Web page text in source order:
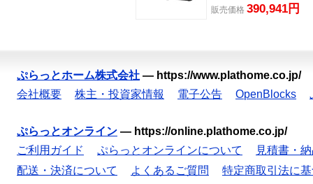
販売価格 390,941円
ぷらっとホーム株式会社 — https://www.plathome.co.jp/
会社概要
株主・投資家情報 電子公告 OpenBlocks
ぷらっとオンライン — https://online.plathome.co.jp/
ご利用ガイド
ぷらっとオンラインについて
見積書・
配送・決済について
よくあるご質問
特定商取引法に